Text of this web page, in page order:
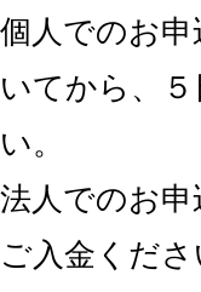
個人でのお
いてから、
い。
法人でのお
ご入金くださ